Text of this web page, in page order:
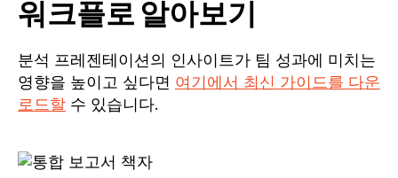
워크플로 알아보기
분석 프레젠테이션의 인사이트가 팀 성과에 미치는
영향을 높이고 싶다면 여기에서 최신 가이드를 다운
로드할 수 있습니다.